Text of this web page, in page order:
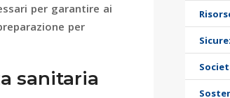
per garantire ai
per
sanitaria